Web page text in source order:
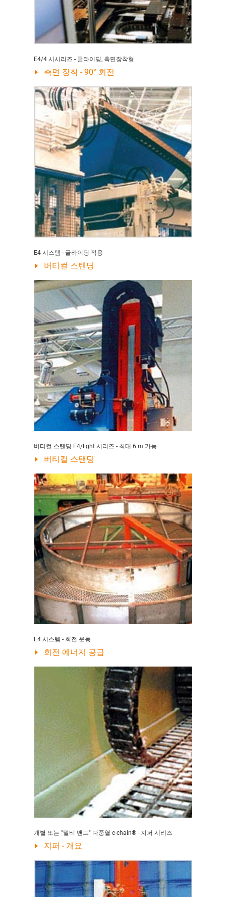
E4/4 시시리즈 - 글라이딩, 측면장착형
측면 장착 - 90° 회전
E4 시스템 - 글라이딩 적용
버티컬 스탠딩
버티컬 스탠딩 E4/light 시리즈 - 최대 6 m 가능
버티컬 스탠딩
E4 시스템 - 회전 운동
회전 에너지 공급
개별 또는 "멀티 밴드" 다중열 e-chain® - 지퍼 시리즈
지퍼 - 개요